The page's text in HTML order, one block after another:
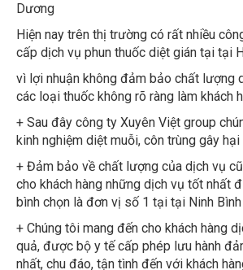
Hiện nay trên thị trường có rất nhiều
cấp dịch vụ phun thuốc diệt gián tại tại
vì lợi nhuận không đảm bảo chất lượng
các loại thuốc không rõ ràng làm khách
+ Sau đây công ty Xuyên Việt group
kinh nghiệm diệt muỗi, côn trùng gây hại
+ Đảm bảo về chất lượng của dịch vụ
cho khách hàng những dịch vụ tốt nhất
bình chọn là đơn vị số 1 tại tại Ninh Bình
+ Chúng tôi mang đến cho khách hàng
quả, được bộ y tế cấp phép lưu hành
nhất, chu đáo, tận tình đến với khách